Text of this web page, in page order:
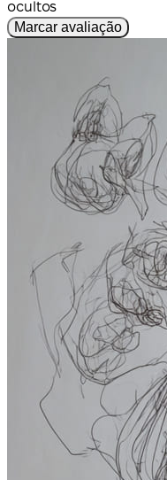
ocultos
Marcar avaliação